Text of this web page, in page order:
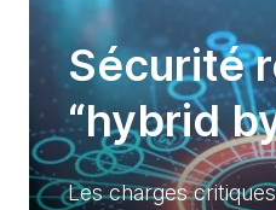
Sécurité
“hybrid
Les charges